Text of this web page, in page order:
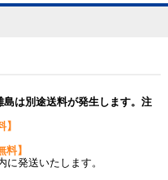
は別途送料が発生します。注
】
発送いたします。